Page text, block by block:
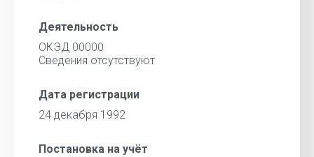
Деятельность
ОКЭД 00000
Cведения отсутствуют
Дата регистрации
24 декабря 1992
Постановка на учёт